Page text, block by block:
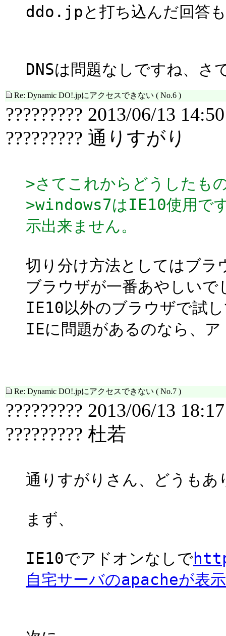
ddo.jpと打ち込んだ回答
DNSは問題なしですね、
Re: Dynamic DO!.jpにアクセスできない ( No.6 )
????????? 2013/06/13 14:50
????????? 通りすがり
>さてこれからどうしたも
>windows7はIE10使用で
示出来ません。
切り分け方法としてはブラ
ブラウザが一番あやしいで
IE10以外のブラウザで試
IEに問題があるのなら、
Re: Dynamic DO!.jpにアクセスできない ( No.7 )
????????? 2013/06/13 18:17
????????? 杜若
通りすがりさん、どうもあ
まず、
IE10でアドオンなしで
自宅サーバのapacheが表